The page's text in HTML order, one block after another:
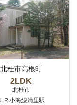
北杜市高根町
2LDK
北杜市
ＪＲ小海線清里駅